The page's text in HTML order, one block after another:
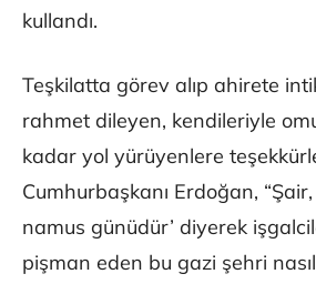
kullandı.
Teşkilatta görev alıp ahirete
rahmet dileyen, kendileriyle
kadar yol yürüyenlere
Cumhurbaşkanı Erdoğan,
namus günüdür’ diyerek
pişman eden bu gazi şehri